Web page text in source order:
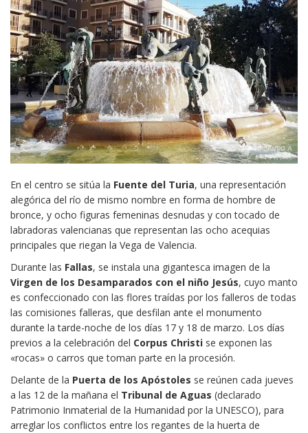
En el centro se sitúa la Fuente del Turia, una representación
alegórica del río de mismo nombre en forma de hombre de
bronce, y ocho figuras femeninas desnudas y con tocado de
labradoras valencianas que representan las ocho acequias
principales que riegan la Vega de Valencia.
Durante las Fallas, se instala una gigantesca imagen de la
Virgen de los Desamparados con el niño Jesús, cuyo manto
es confeccionado con las flores traídas por los falleros de todas
las comisiones falleras, que desfilan ante el monumento
durante la tarde-noche de los días 17 y 18 de marzo. Los días
previos a la celebración del Corpus Christi se exponen las
«rocas» o carros que toman parte en la procesión.
Delante de la Puerta de los Apóstoles se reúnen cada jueves
a las 12 de la mañana el Tribunal de Aguas (declarado
Patrimonio Inmaterial de la Humanidad por la UNESCO), para
arreglar los conflictos entre los regantes de la huerta de